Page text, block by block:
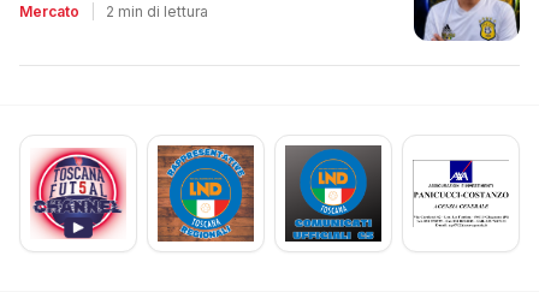
Mercato 2 min di lettura